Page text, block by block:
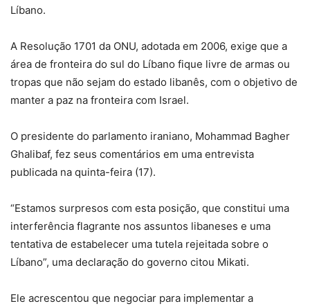
Líbano.
A Resolução 1701 da ONU, adotada em 2006, exige que a
área de fronteira do sul do Líbano fique livre de armas ou
tropas que não sejam do estado libanês, com o objetivo de
manter a paz na fronteira com Israel.
O presidente do parlamento iraniano, Mohammad Bagher
Ghalibaf, fez seus comentários em uma entrevista
publicada na quinta-feira (17).
“Estamos surpresos com esta posição, que constitui uma
interferência flagrante nos assuntos libaneses e uma
tentativa de estabelecer uma tutela rejeitada sobre o
Líbano”, uma declaração do governo citou Mikati.
Ele acrescentou que negociar para implementar a